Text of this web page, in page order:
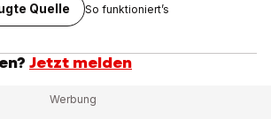
Quelle So funktioniert’s
Jetzt melden